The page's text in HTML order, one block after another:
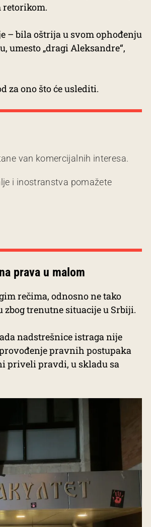
retorikom.
– bila oštrija u svom ophođenju
umesto „dragi Aleksandre“,
za ono što će uslediti.
van komercijalnih interesa.
i inostranstva pomažete
prava u malom
rečima, odnosno ne tako
trenutne situacije u Srbiji.
nadstrešnice istraga nije
pravnih postupaka
priveli pravdi, u skladu sa